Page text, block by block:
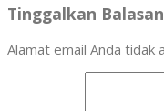
Tinggalkan Balasan
Alamat email Anda tidak